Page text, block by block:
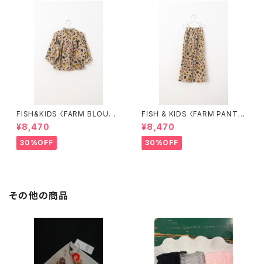
FISH&KIDS 〈FARM BLOUS
E〉
¥8,470
30%OFF
FISH & KIDS 〈FARM PANT
S〉
¥8,470
30%OFF
その他の商品